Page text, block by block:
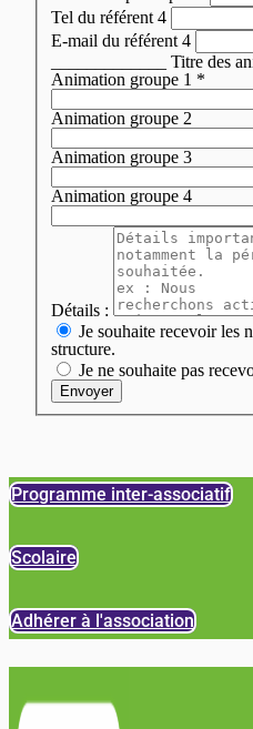
Tel du référent 4
E-mail du référent 4
_____________ Titre des
Animation groupe 1 *
Animation groupe 2
Animation groupe 3
Animation groupe 4
Détails :
Je souhaite recevoir les
structure.
Je ne souhaite pas
Envoyer
Programme inter-associatif
Scolaire
Adhérer à l'association